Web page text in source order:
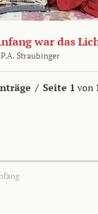
war das
P.A. Straubinger
/ Seite 1 von